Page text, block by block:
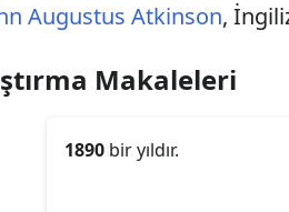
Augustus Atkinson,
Makaleleri
1890 bir yıldır.